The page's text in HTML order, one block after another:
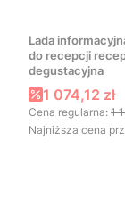
Lada
do recepcji
degustacyjna
Cena
1 074,12 zł
Cena regularna: 1
Najniższa cena